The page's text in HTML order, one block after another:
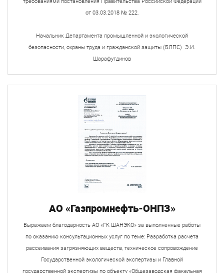
от 03.03.2018 № 222.
Начальник Департамента промышленной и экологической
безопасности, охраны труда и гражданской защиты (БЛПС) Э.И.
Шарафутдинов
АО «Газпромнефть-ОНПЗ»
Выражаем благодарность АО «ГК ШАНЭКО» за выполненные работы
по оказанию консультационных услуг по теме: Разработка расчета
рассеивания загрязняющих веществ, техническое сопровождение
Государственной экологической экспертизы и Главной
государственной экспертизы по объекту «Общезаводская факельная